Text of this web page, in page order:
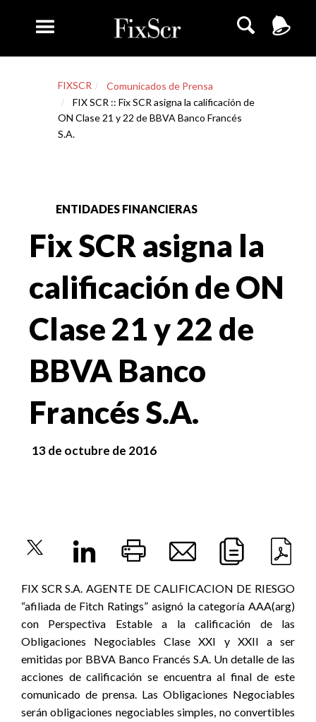
FIXSCR
Comunicados de Prensa
FIX SCR :: Fix SCR asigna la calificación de
ON Clase 21 y 22 de BBVA Banco Francés
S.A.
ENTIDADES FINANCIERAS
Fix SCR asigna la
calificación de ON
Clase 21 y 22 de
BBVA Banco
Francés S.A.
13 de octubre de 2016
FIX SCR S.A. AGENTE DE CALIFICACION DE RIESGO
“afiliada de Fitch Ratings” asignó la categoría AAA(arg)
con Perspectiva Estable a la calificación de las
Obligaciones Negociables Clase XXI y XXII a ser
emitidas por BBVA Banco Francés S.A. Un detalle de las
acciones de calificación se encuentra al final de este
comunicado de prensa. Las Obligaciones Negociables
serán obligaciones negociables simples, no convertibles